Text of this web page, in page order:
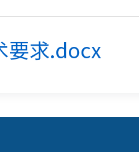
要求.docx